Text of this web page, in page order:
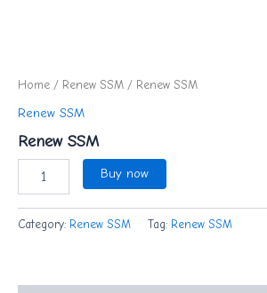
Home / Renew SSM / Renew SSM
Renew SSM
Renew SSM
Buy now
Category: Renew SSM Tag: Renew SSM